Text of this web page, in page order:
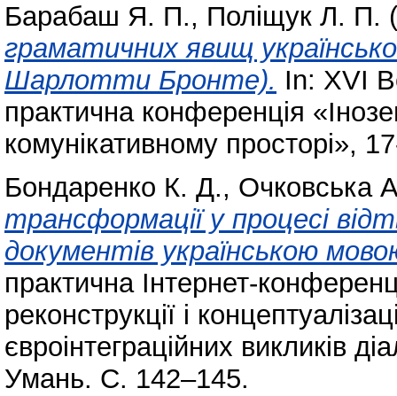
Барабаш Я. П., Поліщук Л. П.
граматичних явищ
Шарлотти Бронте). In: XVІ
практична конференція
комунікативному просторі»,
Бондаренко К. Д., Очковська
трансформації у процесі
документів українською
практична Інтернет-
реконструкції і
євроінтеграційних викликів
Умань. С. 142–145.